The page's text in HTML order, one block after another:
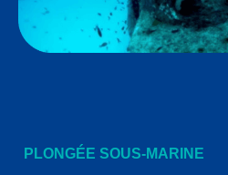
PLONGÉE SOUS-MARINE